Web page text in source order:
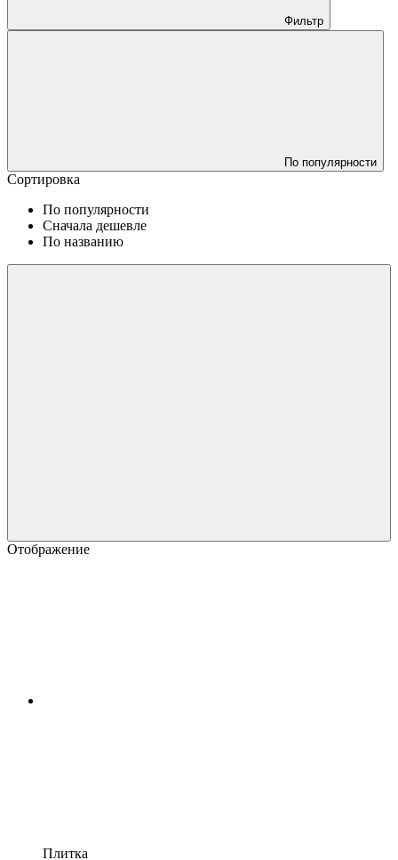
Фильтр
По популярности
Сортировка
По популярности
Сначала дешевле
По названию
Отображение
Плитка